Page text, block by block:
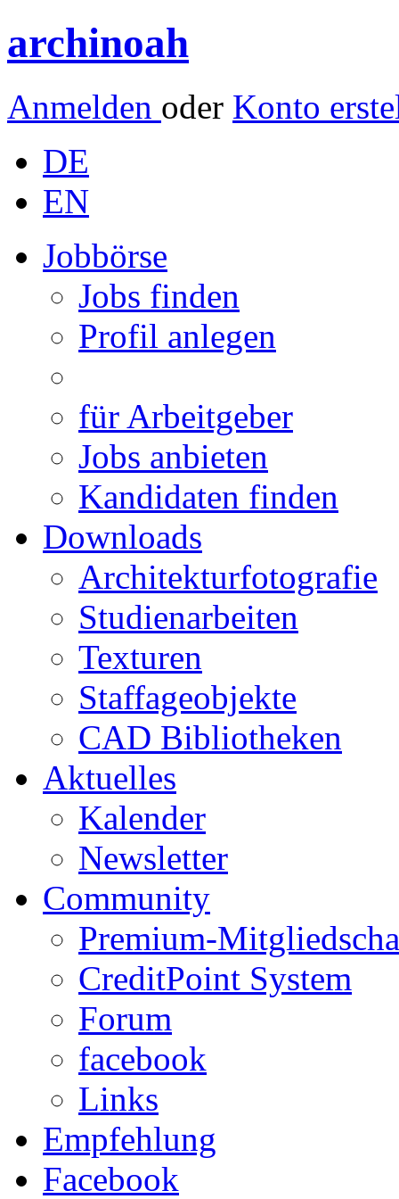
archinoah
Anmelden oder Konto
DE
EN
Jobbörse
Jobs finden
Profil anlegen
für Arbeitgeber
Jobs anbieten
Kandidaten finden
Downloads
Architekturfotografie
Studienarbeiten
Texturen
Staffageobjekte
CAD Bibliotheken
Aktuelles
Kalender
Newsletter
Community
Premium-
CreditPoint System
Forum
facebook
Links
Empfehlung
Facebook